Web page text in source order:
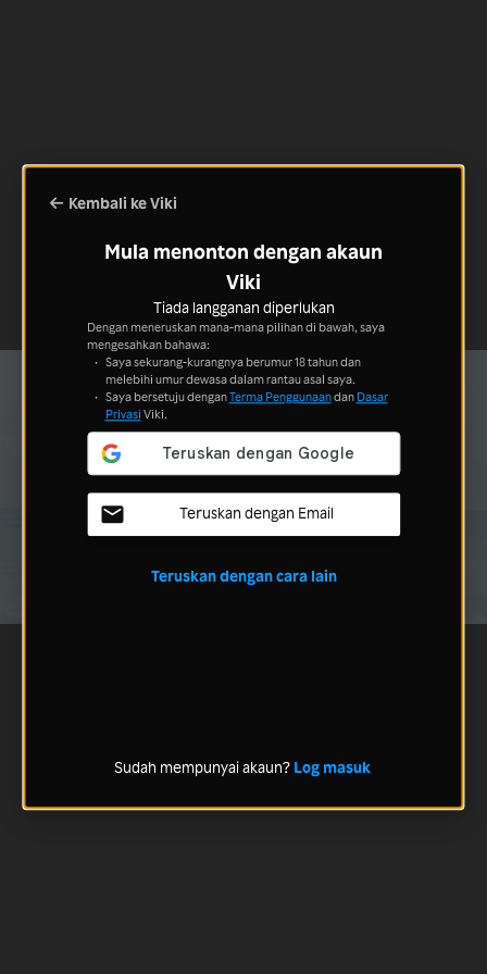
Kembali ke Viki
Mula menonton dengan akaun
Viki
Tiada langganan diperlukan
Dengan meneruskan mana-mana pilihan di bawah, saya
mengesahkan bahawa:
Saya sekurang-kurangnya berumur 18 tahun dan
melebihi umur dewasa dalam rantau asal saya.
Saya bersetuju denganTerma Penggunaandan Dasar
Privasi Viki.
Teruskan dengan Email
Teruskan dengan cara lain
Sudah mempunyai akaun? Log masuk